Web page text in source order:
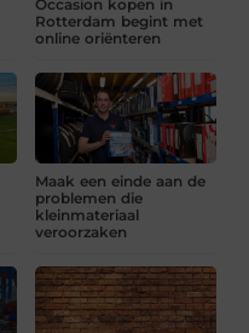
Occasion kopen in
Rotterdam begint met
online oriënteren
Maak een einde aan de
problemen die
kleinmateriaal
veroorzaken